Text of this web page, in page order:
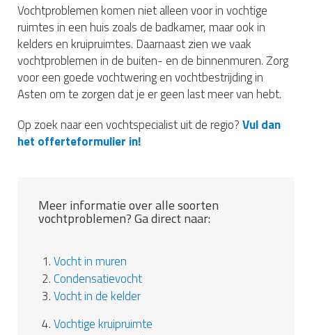
Vochtproblemen komen niet alleen voor in vochtige
ruimtes in een huis zoals de badkamer, maar ook in
kelders en kruipruimtes. Daarnaast zien we vaak
vochtproblemen in de buiten- en de binnenmuren. Zorg
voor een goede vochtwering en vochtbestrijding in
Asten om te zorgen dat je er geen last meer van hebt.
Op zoek naar een vochtspecialist uit de regio?Vul dan
het offerteformulier in!
Meer informatie over alle soorten
vochtproblemen? Ga direct naar:
1.Vocht in muren
2.Condensatievocht
3.Vocht in de kelder
4.Vochtige kruipruimte